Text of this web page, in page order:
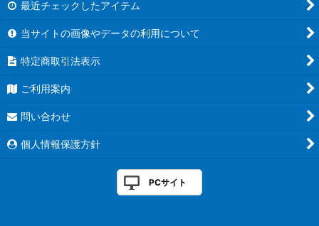
最近チェックしたアイテム
当サイトの画像やデータの利用について
特定商取引法表示
ご利用案内
問い合わせ
個人情報保護方針
PCサイト